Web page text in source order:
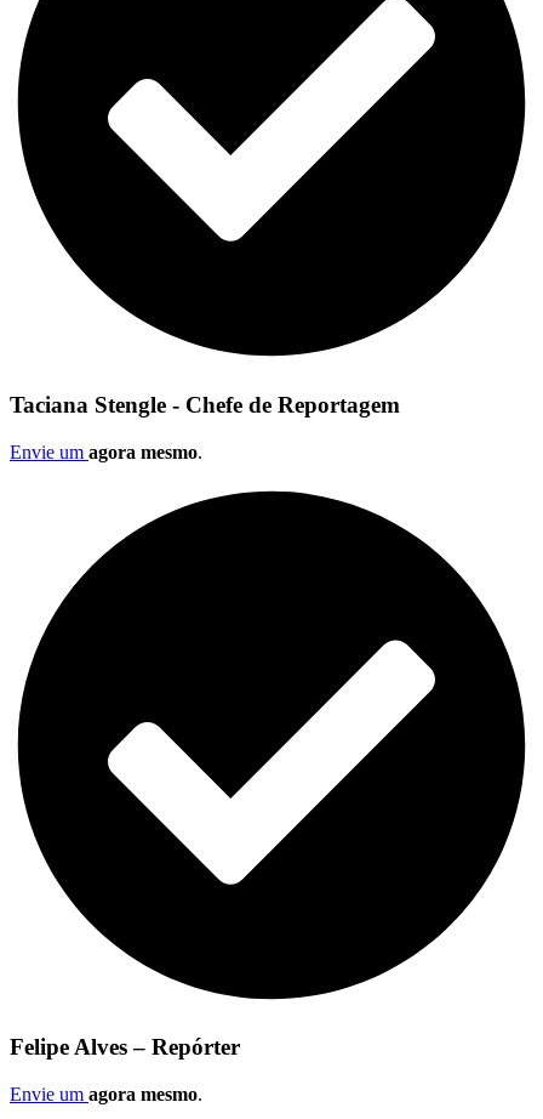
Taciana Stengle - Chefe de Reportagem
Envie um agora mesmo.
Felipe Alves – Repórter
Envie um agora mesmo.